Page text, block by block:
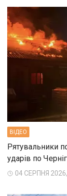
ВIДЕО
Рятувальники
ударів по
04 СЕРПНЯ